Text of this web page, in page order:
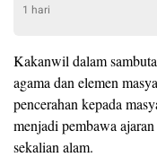
1 hari
Kakanwil dalam
agama dan elemen
pencerahan kepada
menjadi pembawa
sekalian alam.